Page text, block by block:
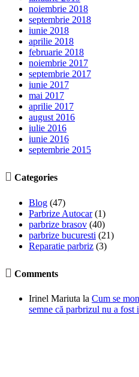
noiembrie 2018
septembrie 2018
iunie 2018
aprilie 2018
februarie 2018
noiembrie 2017
septembrie 2017
iunie 2017
mai 2017
aprilie 2017
august 2016
iulie 2016
iunie 2016
septembrie 2015
 Categories
Blog (47)
Parbrize Autocar(1)
parbrize brasov (40)
parbrize bucuresti (21)
Reparatie parbriz (3)
 Comments
Irinel Mariuta la Cum se
semne că parbrizul nu a fost